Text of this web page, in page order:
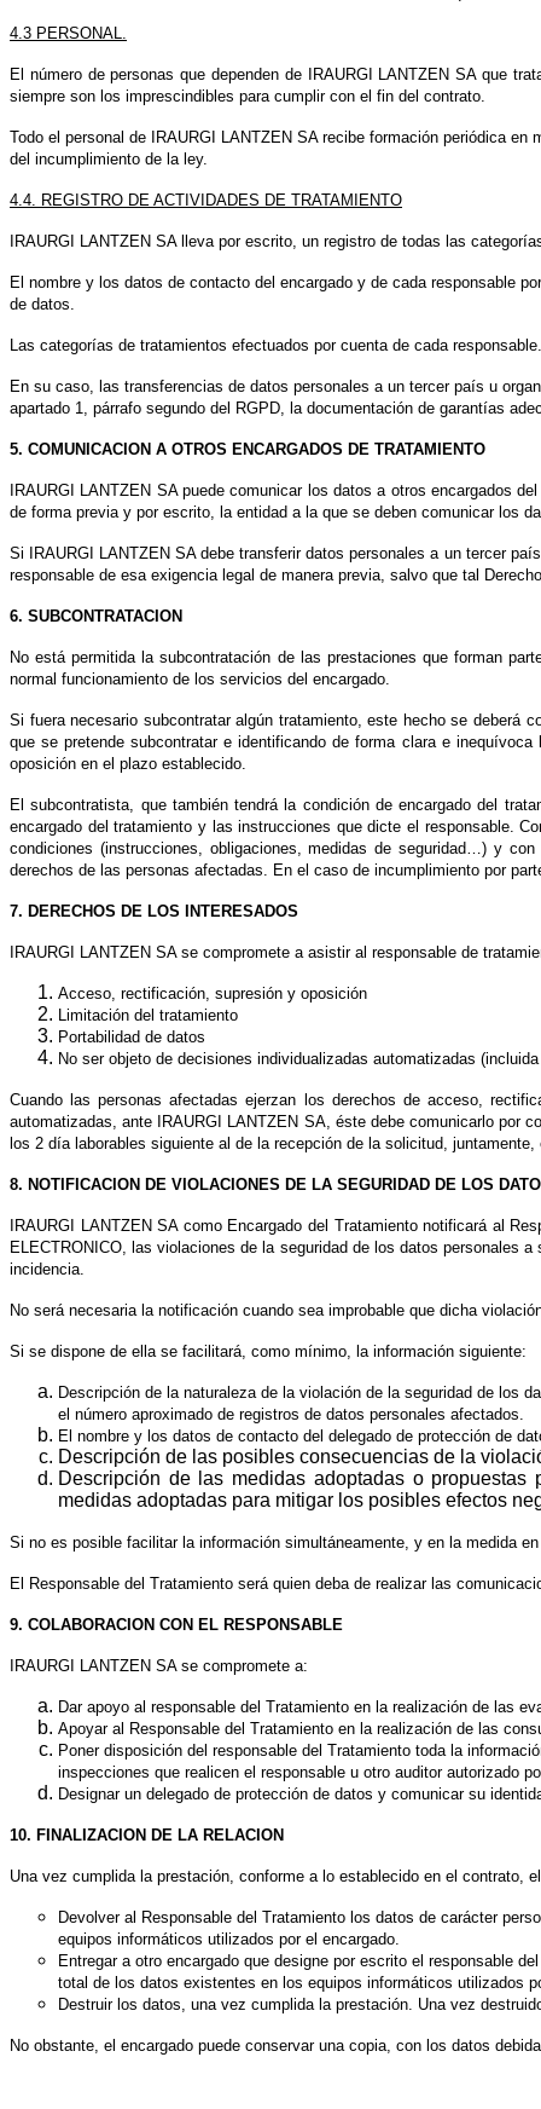
4.3 PERSONAL.
El número de personas que dependen de IRAURGI LANTZEN SAque
siempre son los imprescindibles para cumplir con el fin del contrato.
Todo el personal de IRAURGI LANTZEN SA recibe formación periódica en
del incumplimiento de la ley.
4.4. REGISTRO DE ACTIVIDADES DE TRATAMIENTO
IRAURGI LANTZEN SAlleva por escrito, un registro de todas las
El nombre y los datos de contacto del encargado y de cada responsable
de datos.
Las categorías de tratamientos efectuados por cuenta de cada responsable.
En su caso, las transferencias de datos personales a un tercer país u
apartado 1, párrafo segundo del RGPD, la documentación de garantías
5. COMUNICACION A OTROS ENCARGADOS DE TRATAMIENTO
IRAURGI LANTZEN SApuede comunicar los datos a otros encargados
de forma previa y por escrito, la entidad a la que se deben comunicar los
Si IRAURGI LANTZEN SAdebe transferir datos personales a un tercer
responsable de esa exigencia legal de manera previa, salvo que tal
6. SUBCONTRATACION
No está permitida la subcontratación de las prestaciones que forman
normal funcionamiento de los servicios del encargado.
Si fuera necesario subcontratar algún tratamiento, este hecho se deberá
que se pretende subcontratar e identificando de forma clara e
oposición en el plazo establecido.
El subcontratista, que también tendrá la condición de encargado del
encargado del tratamiento y las instrucciones que dicte el responsable.
condiciones (instrucciones, obligaciones, medidas de seguridad…) y
derechos de las personas afectadas. En el caso de incumplimiento por
7. DERECHOS DE LOS INTERESADOS
IRAURGI LANTZEN SAse compromete a asistir al responsable de
Acceso, rectificación, supresión y oposición
Limitación del tratamiento
Portabilidad de datos
No ser objeto de decisiones individualizadas automatizadas
Cuando las personas afectadas ejerzan los derechos de acceso,
automatizadas, ante
IRAURGI LANTZEN SA, éste debe comunicarlo por
los 2 día laborables siguiente al de la recepción de la solicitud,
8. NOTIFICACION DE VIOLACIONES DE LA SEGURIDAD DE LOS
IRAURGI LANTZEN SAcomo Encargado del Tratamiento notificará al
ELECTRONICO, las violaciones de la seguridad de los datos personales
incidencia.
No será necesaria la notificación cuando sea improbable que dicha
Si se dispone de ella se facilitará, como mínimo, la información siguiente:
Descripción de la naturaleza de la violación de la seguridad de los
el número aproximado de registros de datos personales afectados.
El nombre y los datos de contacto del delegado de protección de
Descripción de las posibles consecuencias de la
Descripción de las medidas adoptadas o
medidas adoptadas para mitigar los posibles efectos
Si no es posible facilitar la información simultáneamente, y en la medida
El Responsable del Tratamiento será quien deba de realizar las
9. COLABORACION CON EL RESPONSABLE
IRAURGI LANTZEN SA se compromete a:
Dar apoyo al responsable del Tratamiento en la realización de las
Apoyar al Responsable del Tratamiento en la realización de las
Poner disposición del responsable del Tratamiento toda la
inspecciones que realicen el responsable u otro auditor autorizado
Designar un delegado de protección de datos y comunicar su
10. FINALIZACION DE LA RELACION
Una vez cumplida la prestación, conforme a lo establecido en el contrato,
Devolver al Responsable del Tratamiento los datos de carácter
equipos informáticos utilizados por el encargado.
Entregar a otro encargado que designe por escrito el responsable
total de los datos existentes en los equipos informáticos utilizados
Destruir los datos, una vez cumplida la prestación. Una vez
No obstante, el encargado puede conservar una copia, con los datos